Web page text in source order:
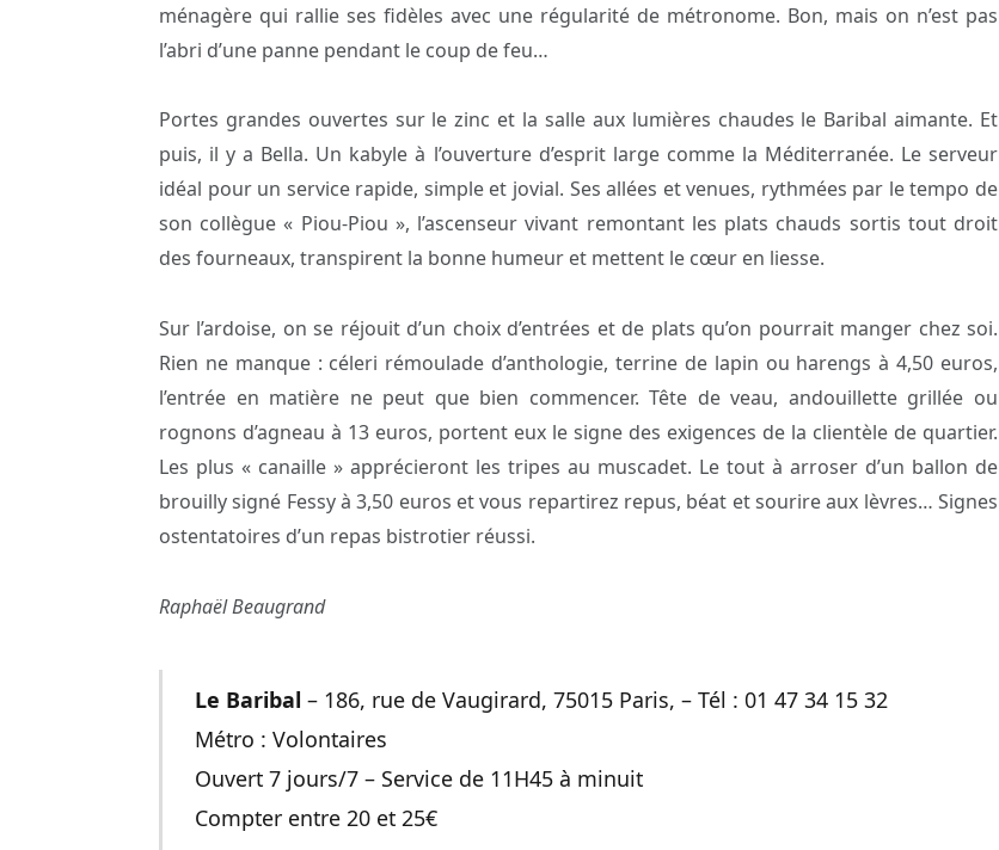
ménagère qui rallie ses fidèles avec une régularité de métronome. Bon, mais on n’est pas
l’abri d’une panne pendant le coup de feu…
Portes grandes ouvertes sur le zinc et la salle aux lumières chaudes le Baribal aimante. Et
puis, il y a Bella. Un kabyle à l’ouverture d’esprit large comme la Méditerranée. Le serveur
idéal pour un service rapide, simple et jovial. Ses allées et venues, rythmées par le tempo de
son collègue « Piou-Piou », l’ascenseur vivant remontant les plats chauds sortis tout droit
des fourneaux, transpirent la bonne humeur et mettent le cœur en liesse.
Sur l’ardoise, on se réjouit d’un choix d’entrées et de plats qu’on pourrait manger chez soi.
Rien ne manque : céleri rémoulade d’anthologie, terrine de lapin ou harengs à 4,50 euros,
l’entrée en matière ne peut que bien commencer. Tête de veau, andouillette grillée ou
rognons d’agneau à 13 euros, portent eux le signe des exigences de la clientèle de quartier.
Les plus « canaille » apprécieront les tripes au muscadet. Le tout à arroser d’un ballon de
brouilly signé Fessy à 3,50 euros et vous repartirez repus, béat et sourire aux lèvres… Signes
ostentatoires d’un repas bistrotier réussi.
Raphaël Beaugrand
Le Baribal – 186, rue de Vaugirard, 75015 Paris, – Tél : 01 47 34 15 32
Métro : Volontaires
Ouvert 7 jours/7 – Service de 11H45 à minuit
Compter entre 20 et 25€